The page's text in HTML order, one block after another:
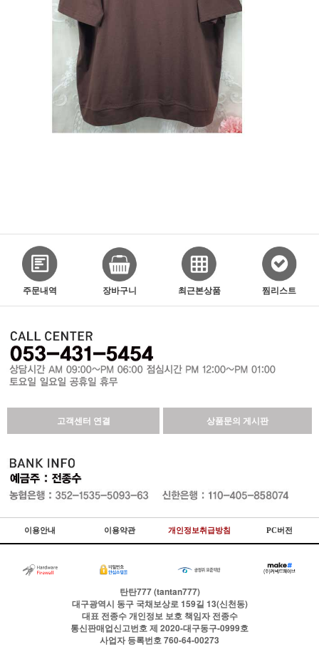
주문내역 장바구니 최근본상품 찜리스트
고객센터 연결 상품문의 게시판
이용안내 이용약관 개인정보취급방침 PC버전
탄탄777 (tantan777)
대구광역시 동구 국채보상로 159길 13(신천동)
대표전종수개인정보 보호 책임자전종수
통신판매업신고번호제 2020-대구동구-0999호
사업자 등록번호760-64-00273